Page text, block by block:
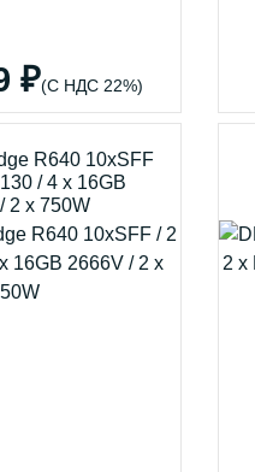
₽(С НДС 22%)
R640 10xSFF
/ 4 x 16GB
2 x 750W